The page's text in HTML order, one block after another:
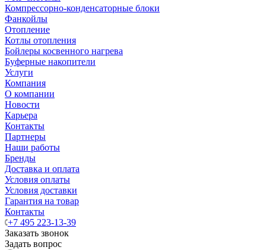
Компрессорно-конденсаторные блоки
Фанкойлы
Отопление
Котлы отопления
Бойлеры косвенного нагрева
Буферные накопители
Услуги
Компания
О компании
Новости
Карьера
Контакты
Партнеры
Наши работы
Бренды
Доставка и оплата
Условия оплаты
Условия доставки
Гарантия на товар
Контакты
+7 495 223-13-39
Заказать звонок
Задать вопрос